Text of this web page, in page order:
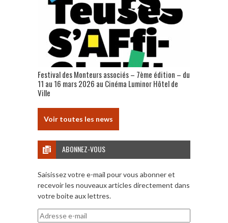
Festival des Monteurs associés – 7ème édition – du
11 au 16 mars 2026 au Cinéma Luminor Hôtel de
Ville
Voir toutes les news
ABONNEZ-VOUS
Saisissez votre e-mail pour vous abonner et
recevoir les nouveaux articles directement dans
votre boite aux lettres.
Adresse